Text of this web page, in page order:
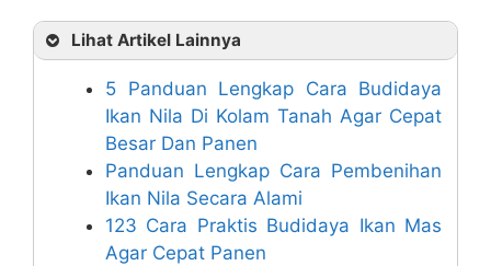
Lihat Artikel Lainnya
5 Panduan Lengkap Cara Budidaya
Ikan Nila Di Kolam Tanah Agar Cepat
Besar Dan Panen
Panduan Lengkap Cara Pembenihan
Ikan Nila Secara Alami
123 Cara Praktis Budidaya Ikan Mas
Agar Cepat Panen